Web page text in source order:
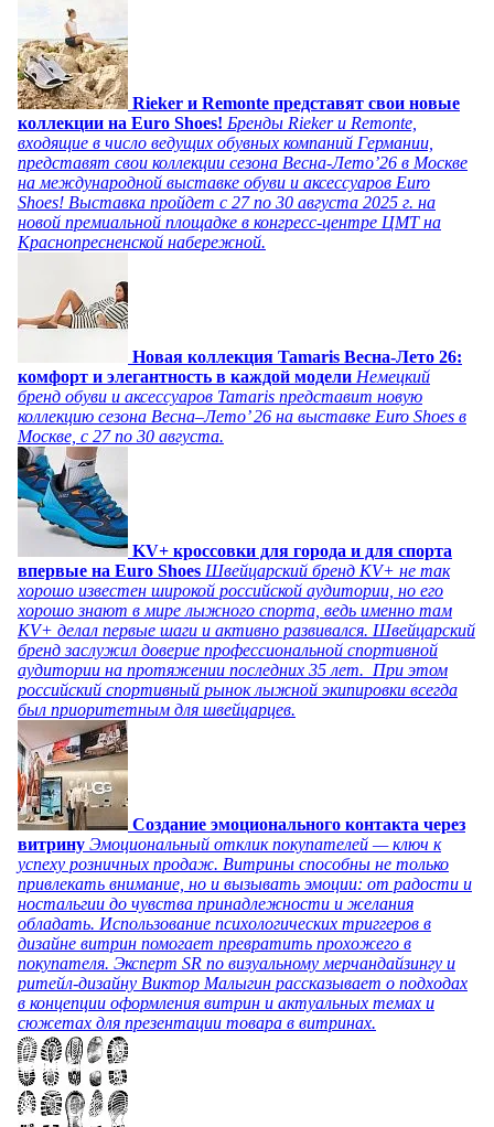
Rieker и Remonte представят свои новые
коллекции на Euro Shoes! Бренды Rieker и Remonte,
входящие в число ведущих обувных компаний Германии,
представят свои коллекции сезона Весна-Лето’26 в Москве
на международной выставке обуви и аксессуаров Euro
Shoes! Выставка пройдет c 27 по 30 августа 2025 г. на
новой премиальной площадке в конгресс-центре ЦМТ на
Краснопресненской набережной.
Новая коллекция Tamaris Весна-Лето 26:
комфорт и элегантность в каждой модели Немецкий
бренд обуви и аксессуаров Tamaris представит новую
коллекцию сезона Весна–Лето’ 26 на выставке Euro Shoes в
Москве, с 27 по 30 августа.
KV+ кроссовки для города и для спорта
впервые на Euro Shoes Швейцарский бренд KV+ не так
хорошо известен широкой российской аудитории, но его
хорошо знают в мире лыжного спорта, ведь именно там
KV+ делал первые шаги и активно развивался. Швейцарский
бренд заслужил доверие профессиональной спортивной
аудитории на протяжении последних 35 лет. При этом
российский спортивный рынок лыжной экипировки всегда
был приоритетным для швейцарцев.
Создание эмоционального контакта через
витрину Эмоциональный отклик покупателей — ключ к
успеху розничных продаж. Витрины способны не только
привлекать внимание, но и вызывать эмоции: от радости и
ностальгии до чувства принадлежности и желания
обладать. Использование психологических триггеров в
дизайне витрин помогает превратить прохожего в
покупателя. Эксперт SR по визуальному мерчандайзингу и
ритейл-дизайну Виктор Малыгин рассказывает о подходах
в концепции оформления витрин и актуальных темах и
сюжетах для презентации товара в витринах.